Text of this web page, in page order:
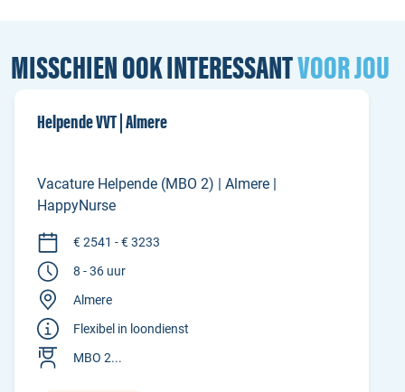
MISSCHIEN OOK INTERESSANTVOOR JOU
Helpende VVT | Almere
Vacature Helpende (MBO 2) | Almere |
HappyNurse
€ 2541 - € 3233
8 - 36 uur
Almere
Flexibel in loondienst
MBO 2...